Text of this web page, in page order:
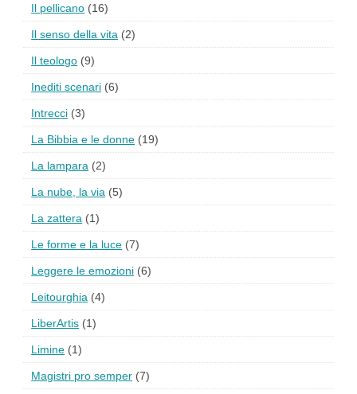
Il pellicano (16)
Il senso della vita (2)
Il teologo (9)
Inediti scenari (6)
Intrecci (3)
La Bibbia e le donne (19)
La lampara (2)
La nube, la via (5)
La zattera (1)
Le forme e la luce (7)
Leggere le emozioni (6)
Leitourghia (4)
LiberArtis (1)
Limine (1)
Magistri pro semper (7)